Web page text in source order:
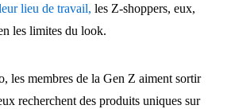
lieu de travail, les Z-shoppers, eux,
les limites du look.
les membres de la Gen Z aiment sortir
recherchent des produits uniques sur